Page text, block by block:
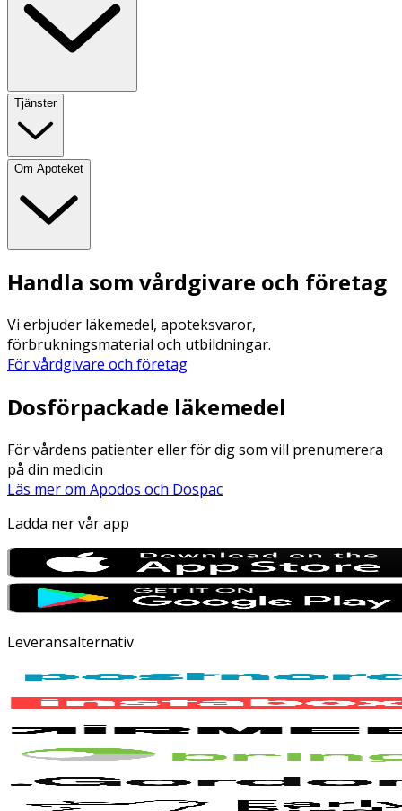
Tjänster
Om Apoteket
Handla som vårdgivare och företag
Vi erbjuder läkemedel, apoteksvaror,
förbrukningsmaterial och utbildningar.
För vårdgivare och företag
Dosförpackade läkemedel
För vårdens patienter eller för dig som vill prenumerera
på din medicin
Läs mer om Apodos och Dospac
Ladda ner vår app
Leveransalternativ